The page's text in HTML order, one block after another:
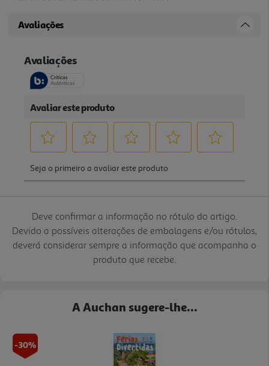
Avaliações
Deve confirmar a informação no rótulo do artigo.
Devido a possíveis alterações de embalagens e/ou rótulos,
deverá considerar sempre a informação que acompanha o
produto que recebe.
A Auchan sugere-lhe...
-30%